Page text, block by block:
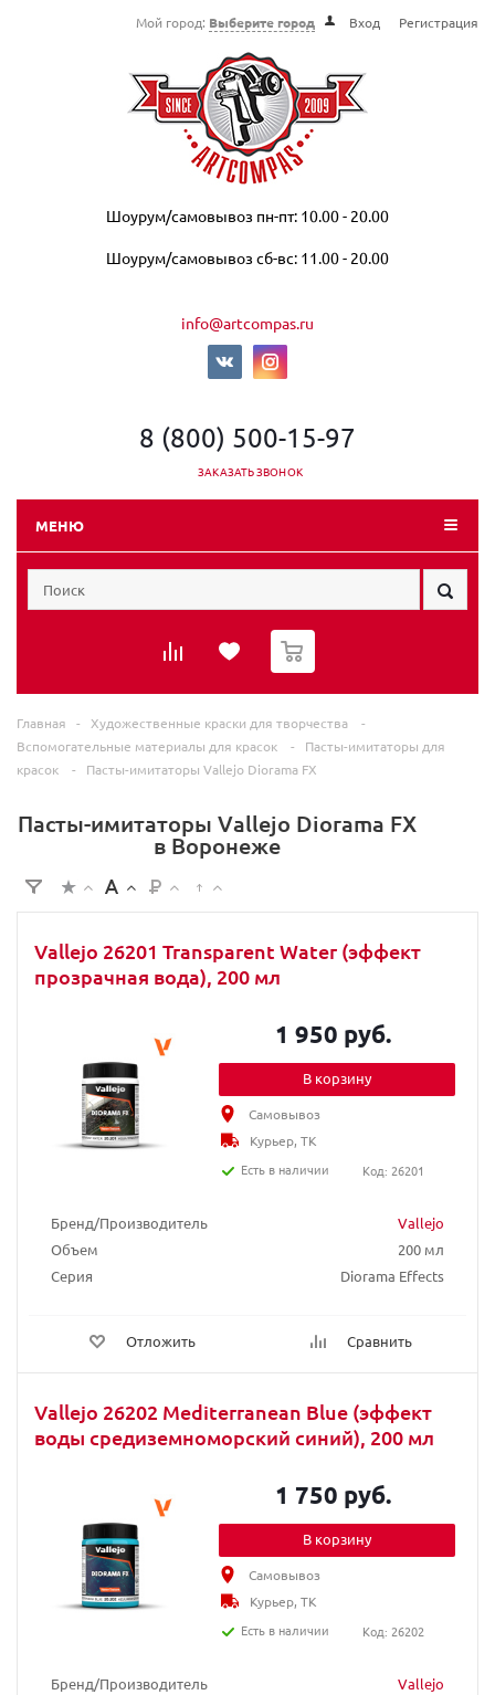
Мой город: Выберите город Вход Регистрация
Шоурум/самовывоз пн-пт: 10.00 - 20.00
Шоурум/самовывоз сб-вс: 11.00 - 20.00
info@artcompas.ru
8 (800) 500-15-97
ЗАКАЗАТЬ ЗВОНОК
МЕНЮ
0
Главная - Художественные краски для творчества
-
Вспомогательные материалы для красок
-
Пасты-имитаторы для
красок
- Пасты-имитаторы Vallejo Diorama FX
Пасты-имитаторы Vallejo Diorama FX
в Воронеже
Vallejo 26201 Transparent Water (эффект
прозрачная вода), 200 мл
Бренд/Производитель
Vallejo
Объем
200 мл
Серия
Diorama Effects
Отложить Сравнить
1 950 руб.
В корзину
Самовывоз
Курьер, ТК
Есть в наличии
Код: 26201
Vallejo 26202 Mediterranean Blue (эффект
воды средиземноморский синий), 200 мл
Бренд/Производитель
Vallejo
1 750 руб.
В корзину
Самовывоз
Курьер, ТК
Есть в наличии
Код: 26202